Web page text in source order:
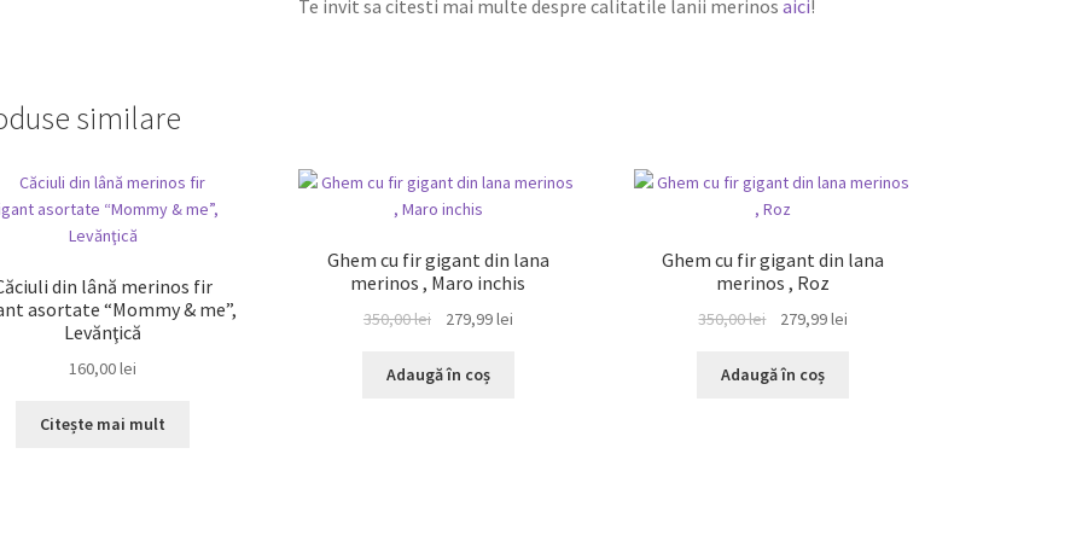
Te invit sa citesti mai multe despre calitatile lanii merinosaici!
similare
din lână merinos fir
asortate “Mommy & me”,
Levănţică
160,00lei
Citește mai mult
Ghem cu fir gigant din lana
merinos , Maro inchis
350,00lei
Prețul
a
279,99leiPrețul
Adaugă în coș
Ghem cu fir gigant din lana
merinos , Roz
350,00lei
Prețul
a
279,99lei
Adaugă în coș